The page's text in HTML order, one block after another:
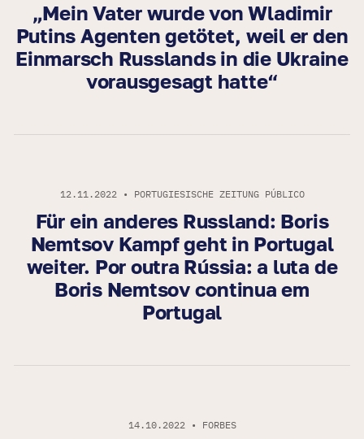
„Mein Vater wurde von Wladimir
Putins Agenten getötet, weil er den
Einmarsch Russlands in die Ukraine
vorausgesagt hatte“
12.11.2022 • PORTUGIESISCHE ZEITUNG PÚBLICO
Für ein anderes Russland: Boris
Nemtsov Kampf geht in Portugal
weiter. Por outra Rússia: a luta de
Boris Nemtsov continua em
Portugal
14.10.2022 • FORBES